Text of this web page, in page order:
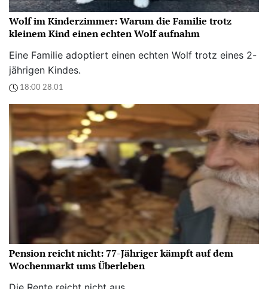
Wolf im Kinderzimmer: Warum die Familie trotz
kleinem Kind einen echten Wolf aufnahm
Eine Familie adoptiert einen echten Wolf trotz eines 2-
jährigen Kindes.
18:00 28.01
Pension reicht nicht: 77-Jähriger kämpft auf dem
Wochenmarkt ums Überleben